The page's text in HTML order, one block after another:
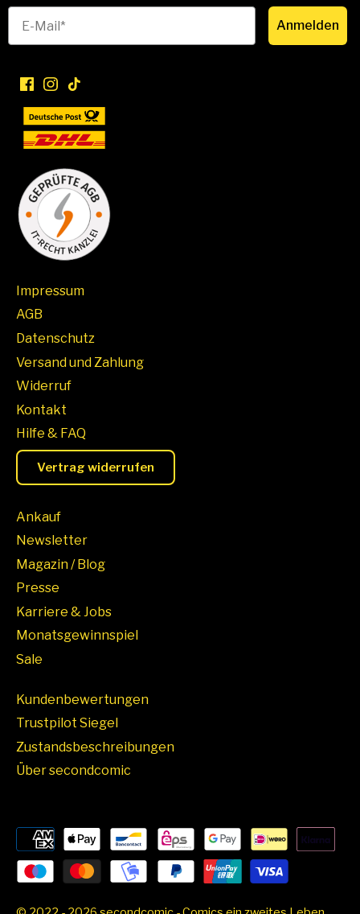
Anmelden
Impressum
AGB
Datenschutz
Versand und Zahlung
Widerruf
Kontakt
Hilfe & FAQ
Vertrag widerrufen
Ankauf
Newsletter
Magazin / Blog
Presse
Karriere & Jobs
Monatsgewinnspiel
Sale
Kundenbewertungen
Trustpilot Siegel
Zustandsbeschreibungen
Über secondcomic